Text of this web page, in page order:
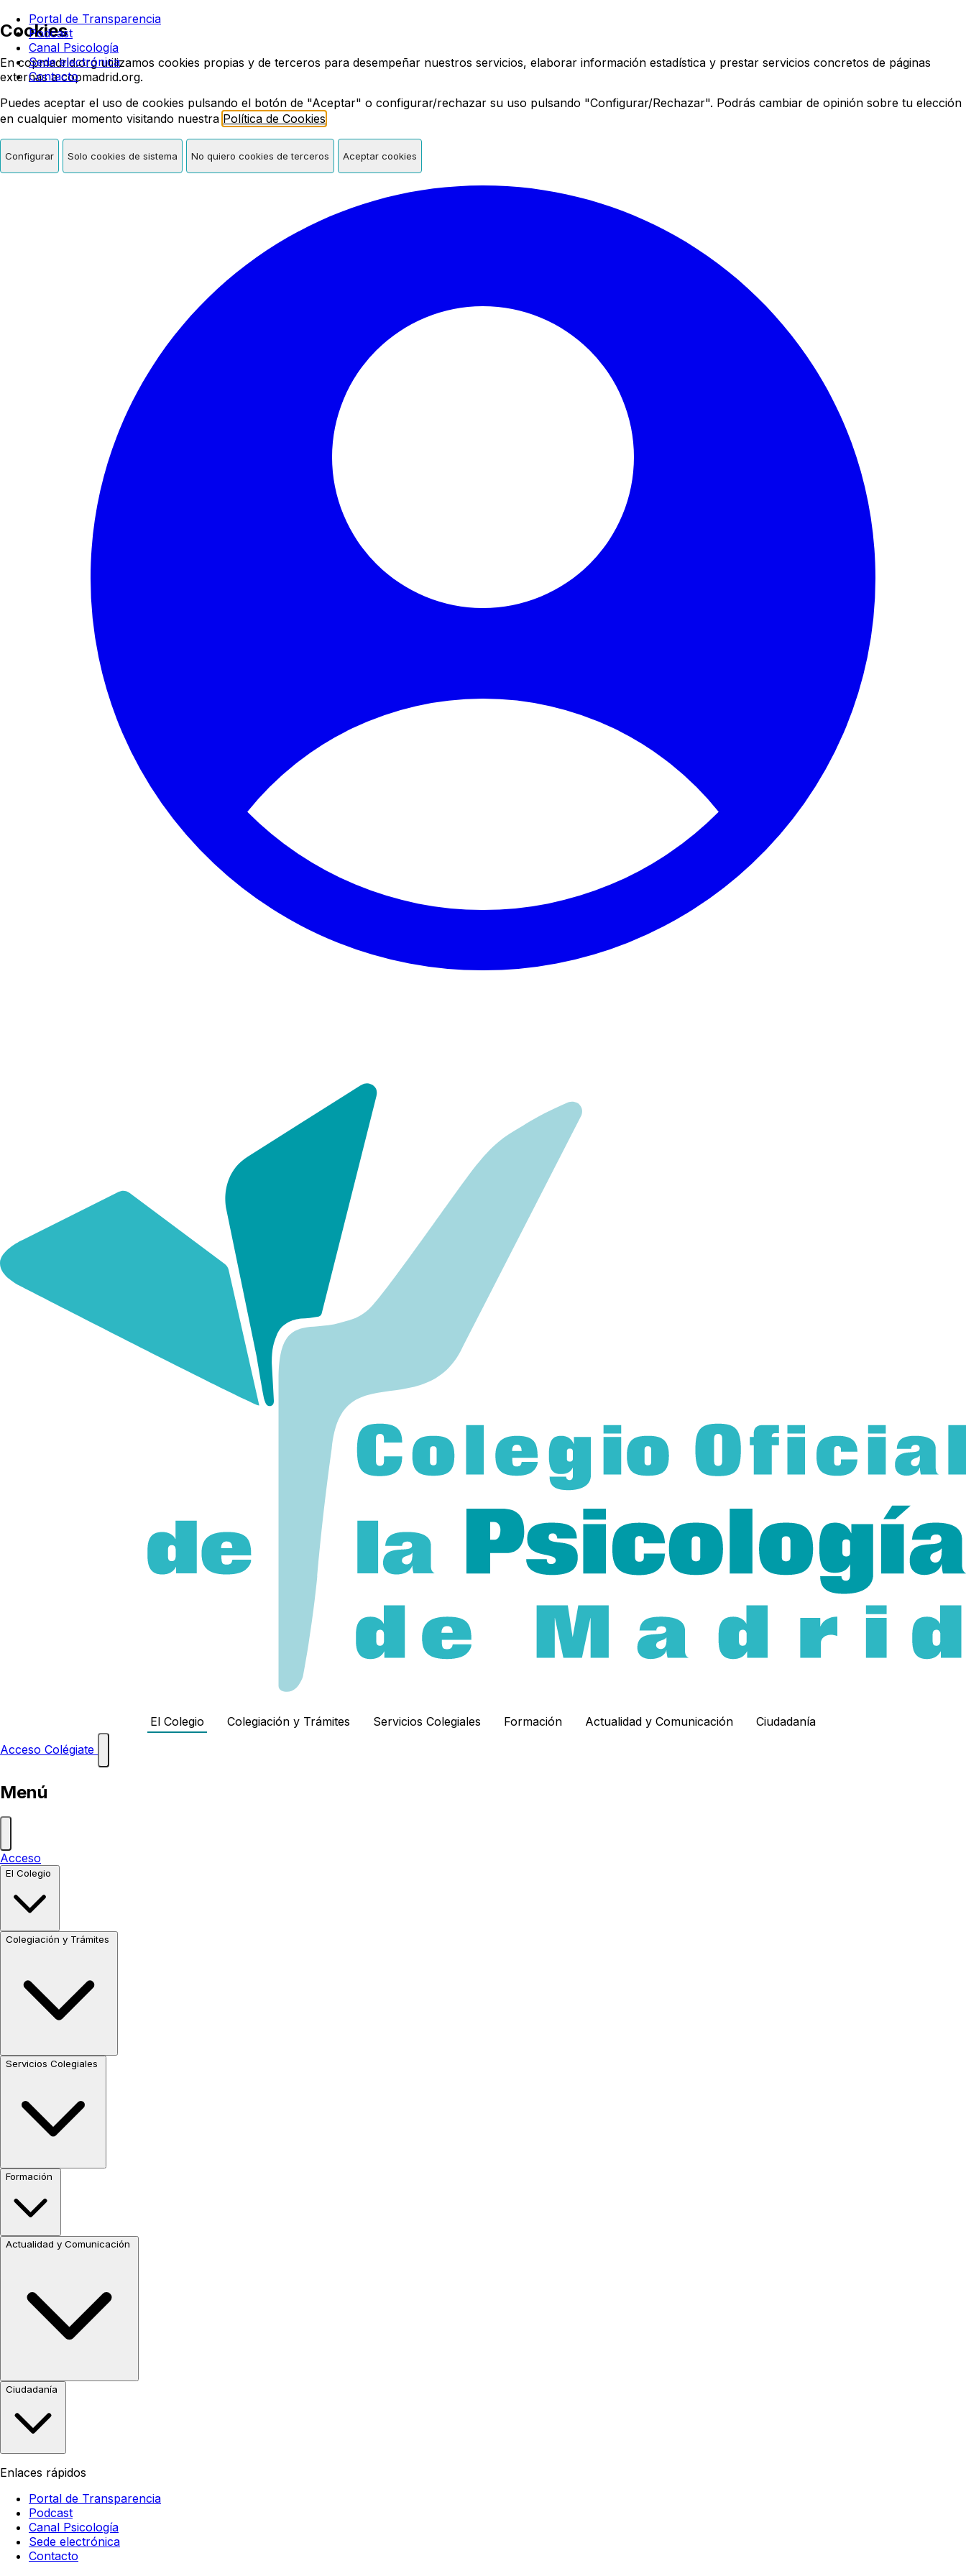
Cookies
En copmadrid.org utilizamos cookies propias y de terceros para desempeñar nuestros servicios, elaborar información estadística y prestar servicios concretos de páginas
externas a copmadrid.org.
Puedes aceptar el uso de cookies pulsando el botón de "Aceptar" o configurar/rechazar su uso pulsando "Configurar/Rechazar". Podrás cambiar de opinión sobre tu elección
en cualquier momento visitando nuestra Política de Cookies
Configurar Solo cookies de sistema No quiero cookies de terceros Aceptar cookies
Colegio oficial de psicología de Madrid
Portal de Transparencia
Podcast
Canal Psicología
Sede electrónica
Contacto
El Colegio Colegiación y Trámites Servicios Colegiales Formación Actualidad y Comunicación
Ciudadanía
Acceso Colégiate
Menú
Acceso
El Colegio
Colegiación y Trámites
Servicios Colegiales
Formación
Actualidad y Comunicación
Ciudadanía
Enlaces rápidos
Portal de Transparencia
Podcast
Canal Psicología
Sede electrónica
Contacto